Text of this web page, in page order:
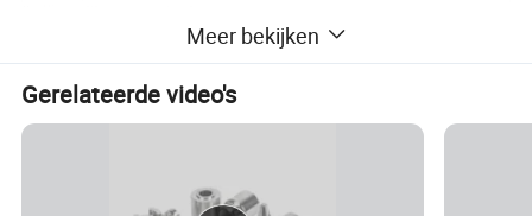
kwaliteit Maatwerk Service Parts Professional Aluminium CNC freesonderdelen
voordelen:
aanbieden op basis van uw ideeën, of afhankelijk zijn van uw ontwerp om ook betere ideeën aan te bieden.
Meer bekijken
Gerelateerde video's